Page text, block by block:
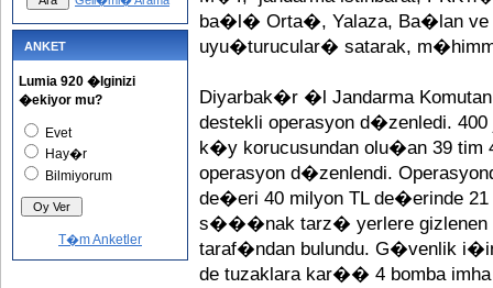
ANKET
Lumia 920 �lginizi
�ekiyor mu?
Evet
Hay�r
Bilmiyorum
T�m Anketler
ba�l� Orta�, Yalaza, Ba�lan
uyu�turucular� satarak,
Diyarbak�r �l Jandarma
destekli operasyon d�zenledi.
k�y korucusundan olu�an 39
operasyon d�zenlendi.
de�eri 40 milyon TL de�erinde
s���nak tarz� yerlere gizlenen
taraf�ndan bulundu. G�venlik
de tuzaklara kar�� 4 bomba